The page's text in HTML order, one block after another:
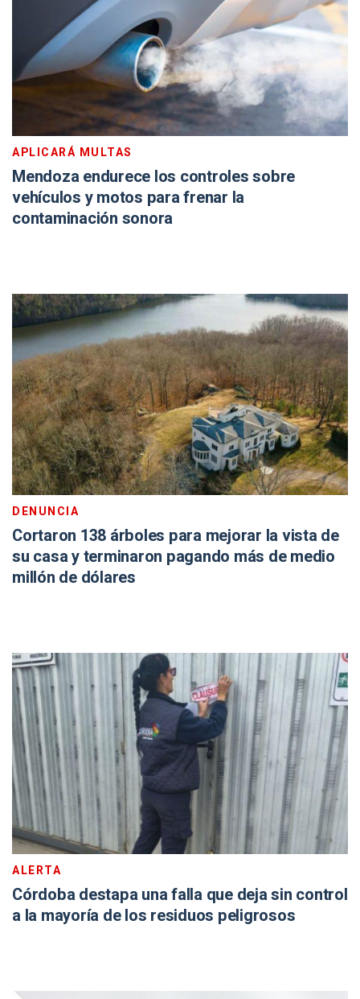
APLICARÁ MULTAS
Mendoza endurece los controles sobre
vehículos y motos para frenar la
contaminación sonora
DENUNCIA
Cortaron 138 árboles para mejorar la vista de
su casa y terminaron pagando más de medio
millón de dólares
ALERTA
Córdoba destapa una falla que deja sin control
a la mayoría de los residuos peligrosos